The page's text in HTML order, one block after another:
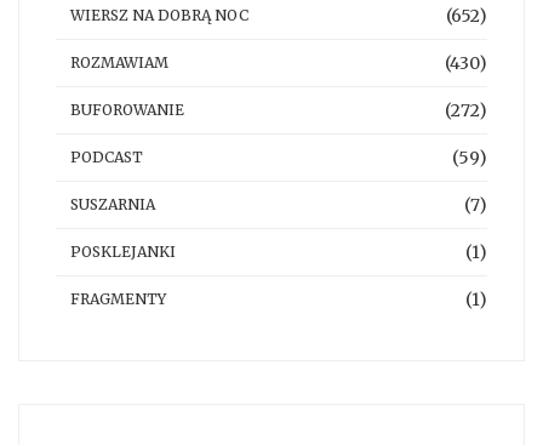
WIERSZ NA DOBRĄ NOC (652)
ROZMAWIAM (430)
BUFOROWANIE (272)
PODCAST (59)
SUSZARNIA (7)
POSKLEJANKI (1)
FRAGMENTY (1)